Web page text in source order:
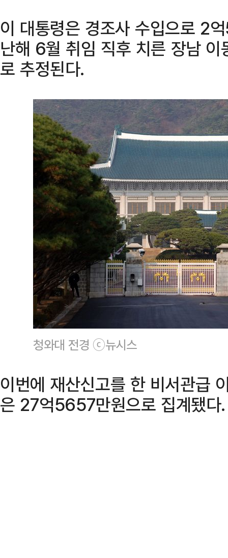
이 대통령은 경조사 수입으로 2
난해 6월 취임 직후 치른 장남
로 추정된다.
청와대 전경 ⓒ뉴시스
이번에 재산신고를 한 비서관급
은 27억5657만원으로 집계됐다.